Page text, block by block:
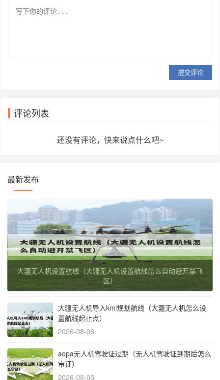
提交评论
评论列表
还没有评论，快来说点什么吧~
最新发布
大疆无人机设置航线（大疆无人机设置航线怎么自动避开禁飞
区）
大疆无人机导入kml规划航线（大疆无人机怎么设
置航线起止点）
2026-08-06
aopa无人机驾驶证过期（无人机驾驶证到期后怎么
审证）
2026-08-05